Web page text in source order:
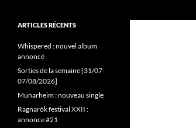
Folk Pagan Webzine
ARTICLES RÉCENTS
Whispered : nouvel album
annoncé
Sorties de la semaine [31/07-
07/08/2026]
Munarheim : nouveau single
Ragnarök festival XXII :
annonce #21